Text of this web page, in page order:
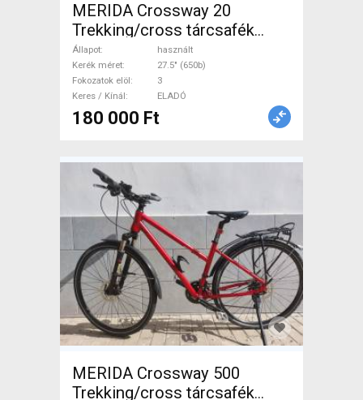
MERIDA Crossway 20
Trekking/cross tárcsafék
használt ELADÓ
Állapot
használt
Kerék méret
27.5" (650b)
Fokozatok elöl
3
Keres / Kínál
ELADÓ
180 000 Ft
MERIDA Crossway 500
Trekking/cross tárcsafék